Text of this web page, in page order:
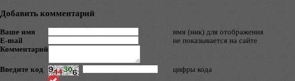
Добавить комментарий
Ваше имя
имя (ник) для отображения
E-mail
не показывается на сайте
Комментарий
Введите код цифры кода